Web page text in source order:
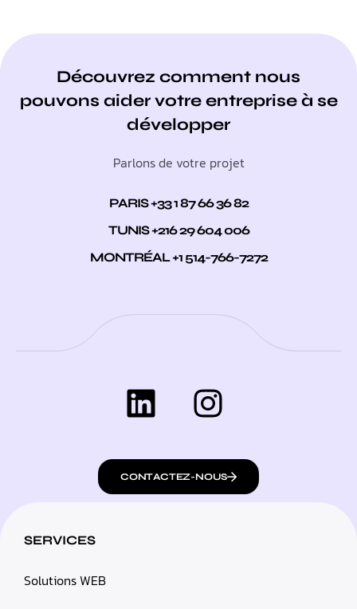
Découvrez comment nous
pouvons aider votre entreprise à se
développer
Parlons de votre projet
PARIS +33 1 87 66 36 82
TUNIS +216 29 604 006
MONTRÉAL +1 514-766-7272
CONTACTEZ-NOUS
SERVICES
Solutions WEB